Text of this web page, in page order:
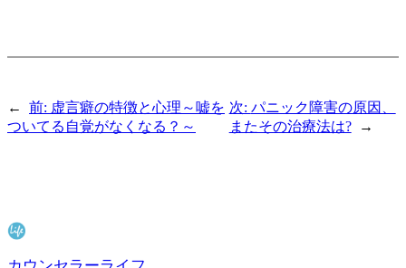
← 前: 虚言癖の特徴と心理～嘘を
ついてる自覚がなくなる？～
次: パニック障害の原因、
またその治療法は?
→